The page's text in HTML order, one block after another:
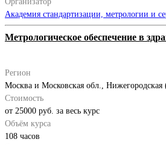
Академия стандартизации, метрологии и
Метрологическое обеспечение в
Регион
Москва и Московская обл., Нижегородская
Стоимость
от 25000 руб. за весь курс
Объём курса
108 часов